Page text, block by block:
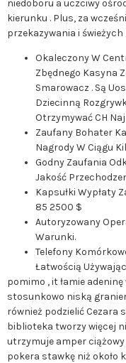
niedoboru a uczciwy
kierunku . Plus, za
przekazywania i świeżych
Okaleczony W
Zbędnego Kasyna
Smarowacz . Są
Dziecinną
Otrzymywać CH
Zaufany Bohater
Nagrody W Ciągu
Godny Zaufania
Jakość
Kapsułki Wypłaty
85 2500 $
Autoryzowany
Warunki.
Telefony
Łatwością
pomimo , it łamie
stosunkowo niską
również podzielić Cezara
biblioteka tworzy więcej
utrzymuje amper
pokera stawkę niż około